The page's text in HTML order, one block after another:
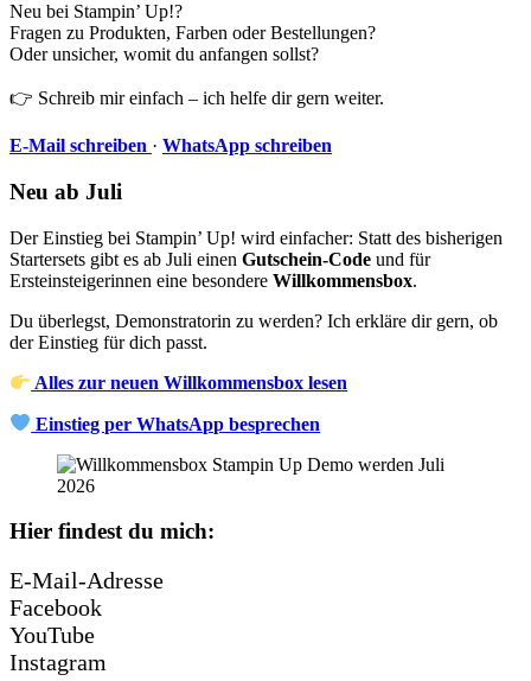
Neu bei Stampin’ Up!?
Fragen zu Produkten, Farben oder Bestellungen?
Oder unsicher, womit du anfangen sollst?
👉 Schreib mir einfach – ich helfe dir gern weiter.
E-Mail schreiben · WhatsApp schreiben
Neu ab Juli
Der Einstieg bei Stampin’ Up! wird einfacher: Statt des bisherigen
Startersets gibt es ab Juli einen Gutschein-Code und für
Ersteinsteigerinnen eine besondere Willkommensbox.
Du überlegst, Demonstratorin zu werden? Ich erkläre dir gern, ob
der Einstieg für dich passt.
Alles zur neuen Willkommensbox lesen
Einstieg per WhatsApp besprechen
Hier findest du mich:
E-Mail-Adresse
Facebook
YouTube
Instagram